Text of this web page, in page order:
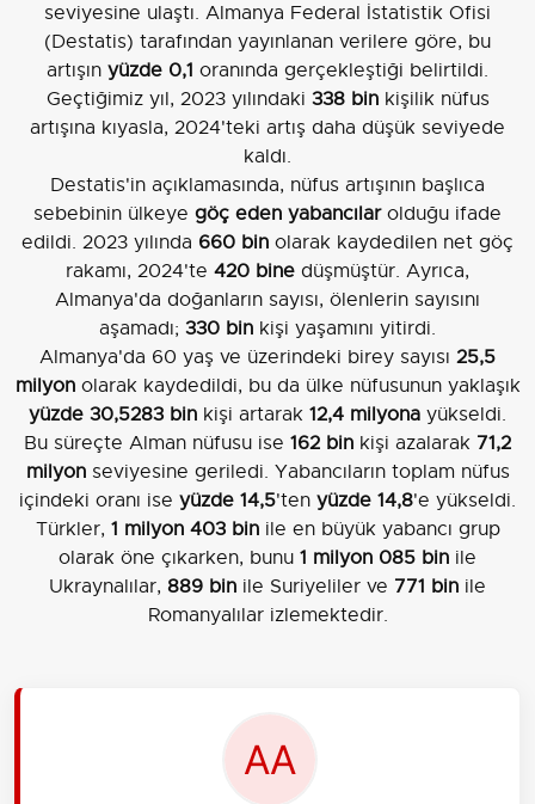
seviyesine ulaştı. Almanya Federal İstatistik Ofisi
(Destatis) tarafından yayınlanan verilere göre, bu
artışın yüzde 0,1 oranında gerçekleştiği belirtildi.
Geçtiğimiz yıl, 2023 yılındaki 338 binkişilik nüfus
artışına kıyasla, 2024'teki artış daha düşük seviyede
kaldı.
Destatis'in açıklamasında, nüfus artışının başlıca
sebebinin ülkeye göç eden yabancılarolduğu ifade
edildi. 2023 yılında 660 bin olarak kaydedilen net göç
rakamı, 2024'te 420 bine düşmüştür. Ayrıca,
Almanya'da doğanların sayısı, ölenlerin sayısını
aşamadı; 330 bin kişi yaşamını yitirdi.
Almanya'da 60 yaş ve üzerindeki birey sayısı 25,5
milyonolarak kaydedildi, bu da ülke nüfusunun yaklaşık
yüzde 30,5283 bin kişi artarak 12,4 milyona yükseldi.
Bu süreçte Alman nüfusu ise 162 bin kişi azalarak 71,2
milyonseviyesine geriledi. Yabancıların toplam nüfus
içindeki oranı ise yüzde 14,5'ten yüzde 14,8'e yükseldi.
Türkler, 1 milyon 403 binile en büyük yabancı grup
olarak öne çıkarken, bunu 1 milyon 085 bin ile
Ukraynalılar, 889 bin ile Suriyeliler ve 771 bin ile
Romanyalılar izlemektedir.